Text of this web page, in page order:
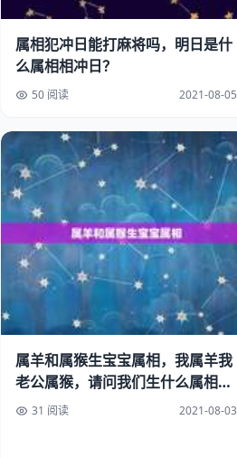
属相犯冲日能打麻将吗，明日是什
么属相相冲日？
50 阅读 2021-08-05
属羊和属猴生宝宝属相，我属羊我
老公属猴，请问我们生什么属相的
孩子好呢
31 阅读 2021-08-03